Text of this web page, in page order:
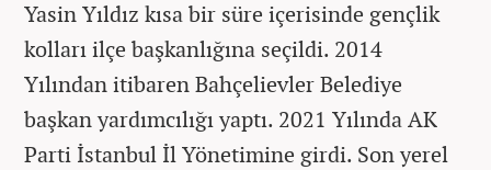
Yasin Yıldız kısa bir süre içerisinde gençlik
kolları ilçe başkanlığına seçildi. 2014
Yılından itibaren Bahçelievler Belediye
başkan yardımcılığı yaptı. 2021 Yılında AK
Parti İstanbul İl Yönetimine girdi. Son yerel